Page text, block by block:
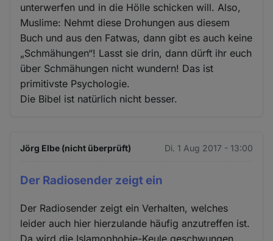
unterwerfen und in die Hölle schicken will. Also,
Muslime: Nehmt diese Drohungen aus diesem
Buch und aus den Fatwas, dann gibt es auch keine
„Schmähungen“! Lasst sie drin, dann dürft ihr euch
über Schmähungen nicht wundern! Das ist
primitivste Psychologie.
Die Bibel ist natürlich nicht besser.
Jörg Elbe (nicht überprüft) Di. 1 Aug 2017 - 13:00
Der Radiosender zeigt ein
Der Radiosender zeigt ein Verhalten, welches
leider auch hier hierzulande häufig anzutreffen ist.
Da wird die Islamophobie-Keule geschwungen,